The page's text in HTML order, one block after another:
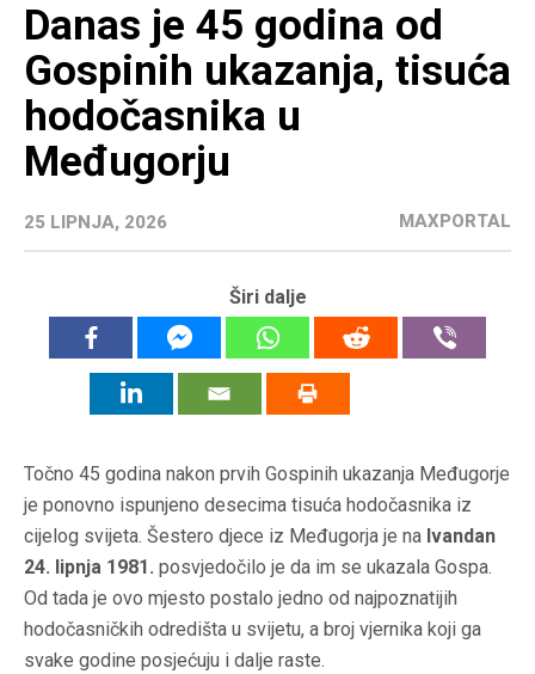
Danas je 45 godina od
Gospinih ukazanja, tisuća
hodočasnika u
Međugorju
25 LIPNJA, 2026 MAXPORTAL
Širi dalje
Točno 45 godina nakon prvih Gospinih ukazanja Međugorje
je ponovno ispunjeno desecima tisuća hodočasnika iz
cijelog svijeta. Šestero djece iz Međugorja je na Ivandan
24. lipnja 1981. posvjedočilo je da im se ukazala Gospa.
Od tada je ovo mjesto postalo jedno od najpoznatijih
hodočasničkih odredišta u svijetu, a broj vjernika koji ga
svake godine posjećuju i dalje raste.